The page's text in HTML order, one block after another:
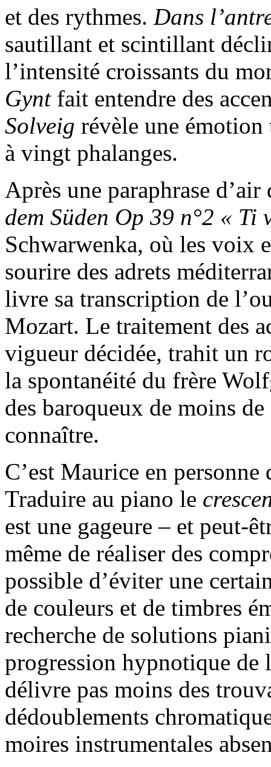
et des rythmes. Dans
sautillant et scintillant
l’intensité croissants du
Gyntfait entendre des
Solveig révèle une
à vingt phalanges.
Après une paraphrase
dem Süden Op 39 n°2 « Ti
Schwarwenka, où les voix
sourire des adrets
livre sa transcription de
Mozart. Le traitement des
vigueur décidée, trahit un
la spontanéité du frère
des baroqueux de moins
connaître.
C’est Maurice en
Traduire au piano le
est une gageure – et peut-
même de réaliser des
possible d’éviter une
de couleurs et de timbres
recherche de solutions
progression hypnotique de
délivre pas moins des
dédoublements
moires instrumentales